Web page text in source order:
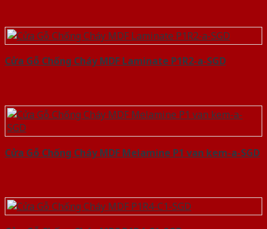
Cửa Gỗ Chống Cháy MDF Laminate P1R2-a-SGD
Cửa Gỗ Chống Cháy MDF Melamine P1 van kem-a-SGD